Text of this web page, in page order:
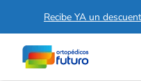
Recibe YA un